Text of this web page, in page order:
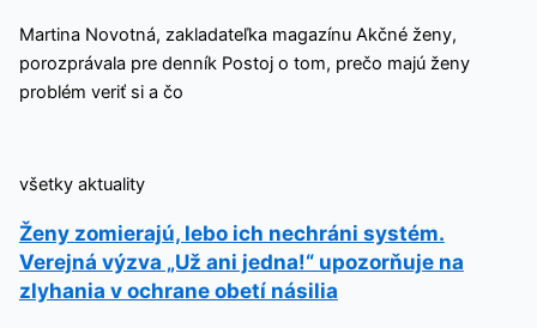
Martina Novotná, zakladateľka magazínu Akčné ženy,
porozprávala pre denník Postoj o tom, prečo majú ženy
problém veriť si a čo
všetky aktuality
Ženy zomierajú, lebo ich nechráni systém.
Verejná výzva „Už ani jedna!“ upozorňuje na
zlyhania v ochrane obetí násilia